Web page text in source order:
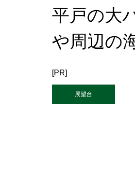
平戸の大
や周辺の
[PR]
展望台